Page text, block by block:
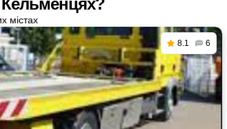
Кельменцях?
містах
8.1 6